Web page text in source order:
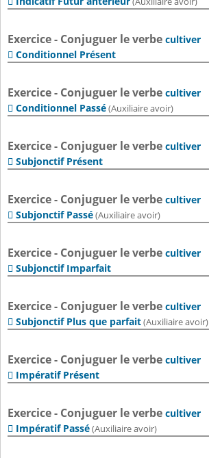
Exercice - Conjuguer le verbe cultiver
 Conditionnel Présent
Exercice - Conjuguer le verbe cultiver
 Conditionnel Passé(Auxiliaire avoir)
Exercice - Conjuguer le verbe cultiver
 Subjonctif Présent
Exercice - Conjuguer le verbe cultiver
 Subjonctif Passé(Auxiliaire avoir)
Exercice - Conjuguer le verbe cultiver
 Subjonctif Imparfait
Exercice - Conjuguer le verbe cultiver
 Subjonctif Plus que parfait(Auxiliaire avoir)
Exercice - Conjuguer le verbe cultiver
 Impératif Présent
Exercice - Conjuguer le verbe cultiver
 Impératif Passé(Auxiliaire avoir)